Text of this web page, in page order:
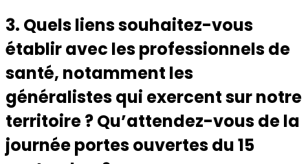
3. Quels liens souhaitez-vous
établir avec les professionnels de
santé, notamment les
généralistes qui exercent sur notre
territoire ? Qu’attendez-vous de la
journée portes ouvertes du 15